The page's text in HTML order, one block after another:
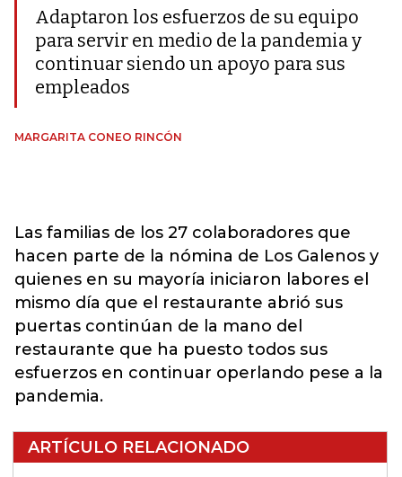
Adaptaron los esfuerzos de su equipo
para servir en medio de la pandemia y
continuar siendo un apoyo para sus
empleados
MARGARITA CONEO RINCÓN
Las familias de los 27 colaboradores que
hacen parte de la nómina de Los Galenos y
quienes en su mayoría iniciaron labores el
mismo día que el restaurante abrió sus
puertas continúan de la mano del
restaurante que ha puesto todos sus
esfuerzos en continuar operlando pese a la
pandemia.
ARTÍCULO RELACIONADO